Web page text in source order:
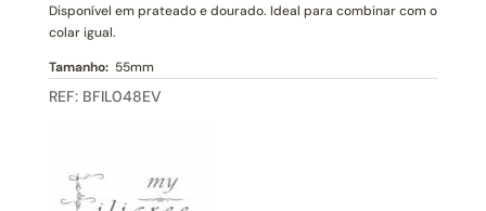
Disponível em prateado e dourado. Ideal para combinar com o
colar igual.
Tamanho:55mm
REF: BFIL048EV